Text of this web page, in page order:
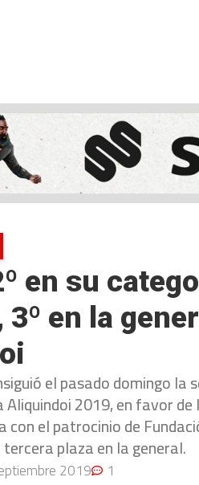
en su
3º en la
el pasado domingo la
2019, en favor
con el patrocinio de
plaza en la general.
2019 1